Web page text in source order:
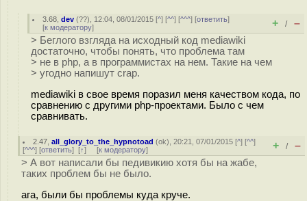
3.68 ,dev (??), 12:04, 08/01/2015 [^] [^^] [^^^] [ответить]
[к модератору] + / –
> Беглого взгляда на исходный код mediawiki
достаточно, чтобы понять, что проблема там
> не в php, а в программистах на нем. Такие на чем
> угодно напишут crap.
mediawiki в свое время поразил меня качеством кода, по
сравнению с другими php-проектами. Было с чем
сравнивать.
2.47 ,all_glory_to_the_hypnotoad (ok), 20:21, 07/01/2015 [^] [^^]
[^^^] [ответить] [↑] [к модератору] + / –
> А вот написали бы педивикию хотя бы на жабе,
таких проблем бы не было.
ага, были бы проблемы куда круче.